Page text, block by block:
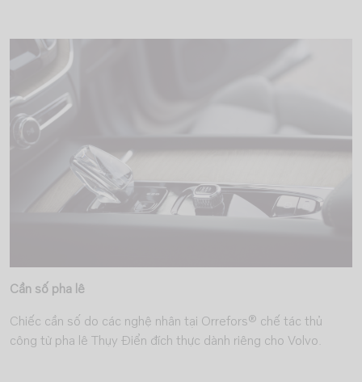
Cần số pha lê
Chiếc cần số do các nghệ nhân tại Orrefors® chế tác thủ
công từ pha lê Thụy Điển đích thực dành riêng cho Volvo.